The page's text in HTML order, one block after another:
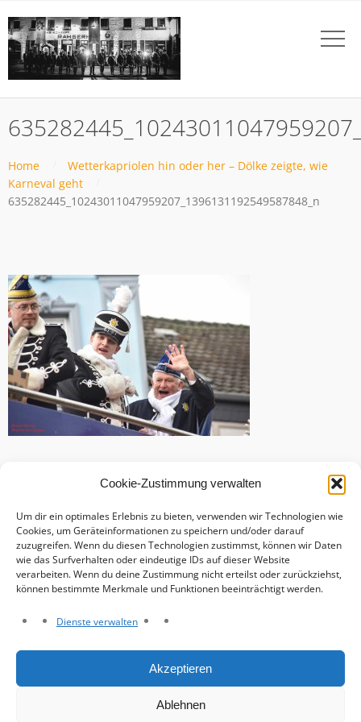
Cookie-Zustimmung verwalten
Um dir ein optimales Erlebnis zu bieten, verwenden wir Technologien wie
Cookies, um Geräteinformationen zu speichern und/oder darauf
zuzugreifen. Wenn du diesen Technologien zustimmst, können wir Daten
wie das Surfverhalten oder eindeutige IDs auf dieser Website
verarbeiten. Wenn du deine Zustimmung nicht erteilst oder zurückziehst,
können bestimmte Merkmale und Funktionen beeinträchtigt werden.
Dienste verwalten
Akzeptieren
Ablehnen
Home
Wetterkapriolen hin oder her – Dölke zeigte, wie
Karneval geht
635282445_10243011047959207_1396131192549587848_n